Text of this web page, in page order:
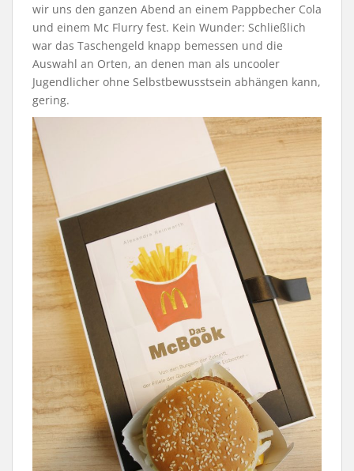
wir uns den ganzen Abend an einem Pappbecher Cola
und einem Mc Flurry fest. Kein Wunder: Schließlich
war das Taschengeld knapp bemessen und die
Auswahl an Orten, an denen man als uncooler
Jugendlicher ohne Selbstbewusstsein abhängen kann,
gering.